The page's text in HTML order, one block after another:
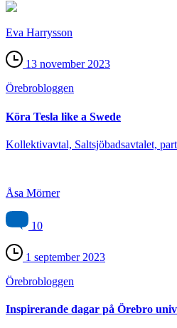
Eva Harrysson
13 november 2023
Örebro­bloggen
Köra Tesla like a Swede
Kollektivavtal, Saltsjöbadsavtalet,
Åsa Mörner
10
1 september 2023
Örebro­bloggen
Inspirerande dagar på Örebro